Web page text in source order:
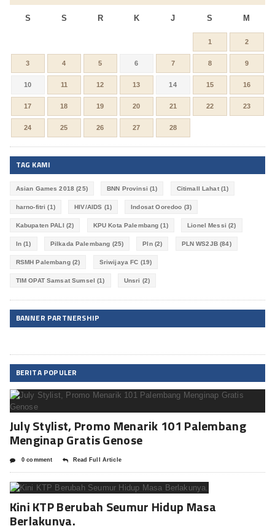
S S R K J S M
1 2
3 4 5 6 7 8 9
10 11 12 13 14 15 16
17 18 19 20 21 22 23
24 25 26 27 28
TAG KAMI
Asian Games 2018 (25) BNN Provinsi (1) Citimall Lahat(1)
harno-fitri (1) HIV/AIDS (1) Indosat Ooredoo (3)
Kabupaten PALI (2) KPU Kota Palembang (1) Lionel Messi (2)
ln (1) Pilkada Palembang (25) Pln(2) PLN WS2JB(84)
RSMH Palembang(2) Sriwijaya FC (19)
TIM OPAT Samsat Sumsel (1) Unsri (2)
BANNER PARTNERSHIP
BERITA POPULER
July Stylist, Promo Menarik 101 Palembang
Menginap Gratis Genose
0 comment Read Full Article
Kini KTP Berubah Seumur Hidup Masa
Berlakunya.